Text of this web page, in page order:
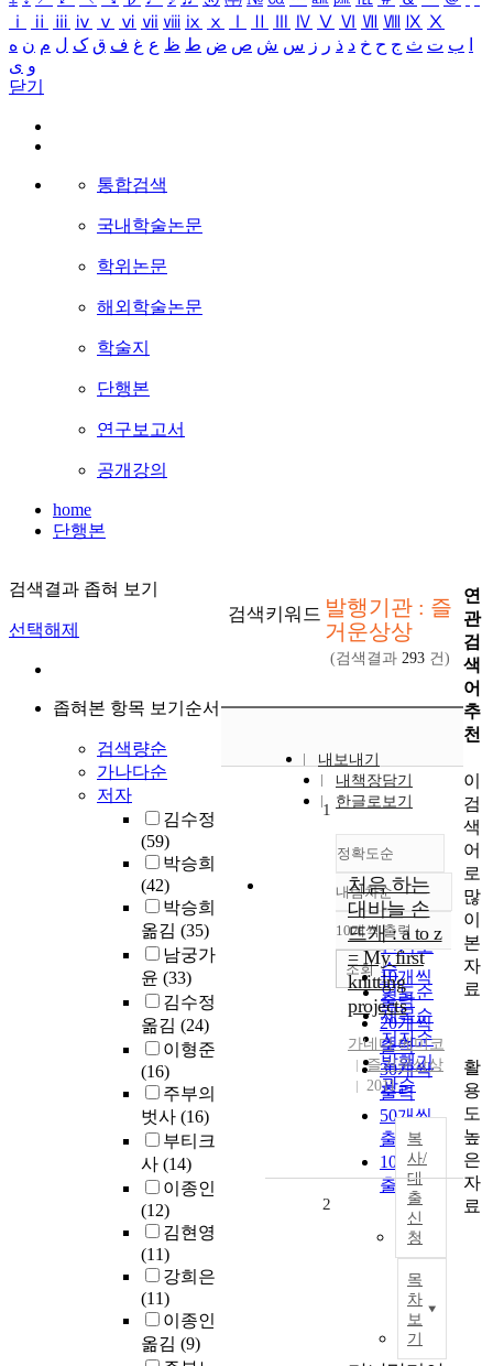
ⅰ
ⅱ ⅲ ⅳ ⅴ ⅵ ⅶ ⅷ ⅸ ⅹ Ⅳ Ⅴ Ⅵ Ⅶ Ⅷ Ⅸ Ⅹ
ب ت ث ج ح خ د ذ ر ز س ش ص ض ط ظ ع غ ف ق ک ل م ن ه
و ی
닫기
통합검색
국내학술논문
학위논문
해외학술논문
학술지
단행본
연구보고서
공개강의
home
단행본
검색결과 좁혀 보기
선택해제
좁혀본 항목 보기순서
검색량순
가나다순
저자
김수정
(59)
박승희
(42)
박승희
옮김 (35)
남궁가
윤 (33)
김수정
옮김 (24)
이형준
(16)
주부의
벗사 (16)
부티크
사 (14)
이종인
(12)
김현영
(11)
강희은
(11)
이종인
옮김 (9)
검색키워드 발행기관 : 즐
거운상상
(검색결과 293 건)
내보내기
내책장담기
한글로보기
정확도순
정확도
순
인기도
순
연도순
제목순
저자순
발행기
관순
내림차순
내림차순
10개씩 출력
10개씩
출력
20개씩
출력
30개씩
출력
50개씩
출력
100개씩
출력
조회
1
처음 하는
대바늘 손
뜨개 : a to z
= My first
knitting
projects
가네다 에미코
즐거운상상
2011
복
사/
대
출
신
청
목
차
보
기
2
연
관
검
색
어
추
천
이
검
색
어
로
많
이
본
자
료
활
용
도
높
은
자
료